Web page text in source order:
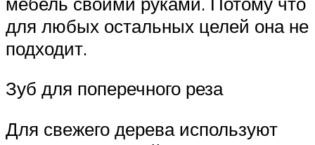
для любых остальных целей она не
подходит.
Зуб для поперечного реза
Для свежего дерева используют